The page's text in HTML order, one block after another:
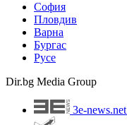
София
Пловдив
Варна
Бургас
Русе
Dir.bg Media Group
3e-news.net